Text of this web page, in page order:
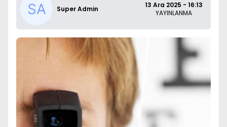
Super Admin
13 Ara 2025 - 16:13
YAYINLANMA